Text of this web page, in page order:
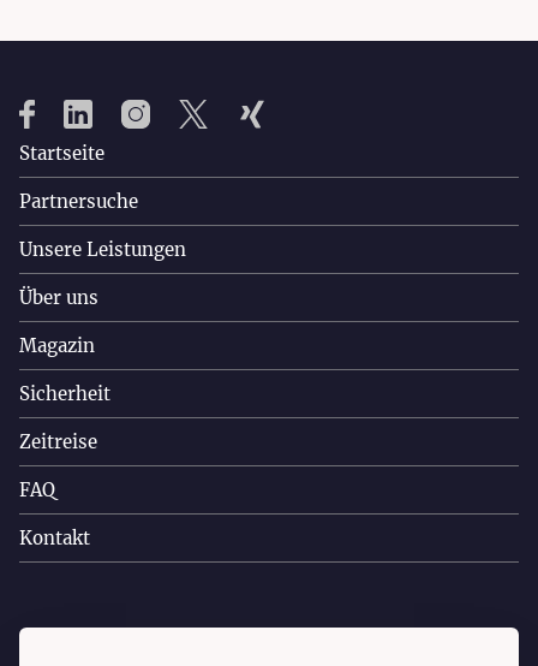
Startseite
Partnersuche
Unsere Leistungen
Über uns
Magazin
Sicherheit
Zeitreise
FAQ
Kontakt